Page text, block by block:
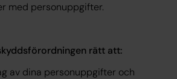
med personuppgifter.
rätt att:
av dina personuppgifter och